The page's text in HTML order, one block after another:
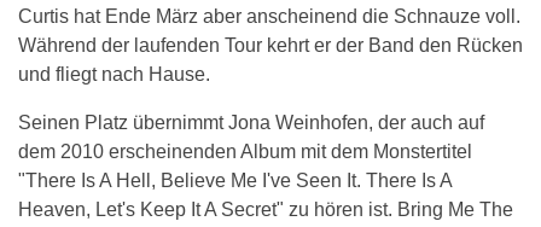
Curtis hat Ende März aber anscheinend die Schnauze voll.
Während der laufenden Tour kehrt er der Band den Rücken
und fliegt nach Hause.
Seinen Platz übernimmt Jona Weinhofen, der auch auf
dem 2010 erscheinenden Album mit dem Monstertitel
"There Is A Hell, Believe Me I've Seen It. There Is A
Heaven, Let's Keep It A Secret" zu hören ist. Bring Me The